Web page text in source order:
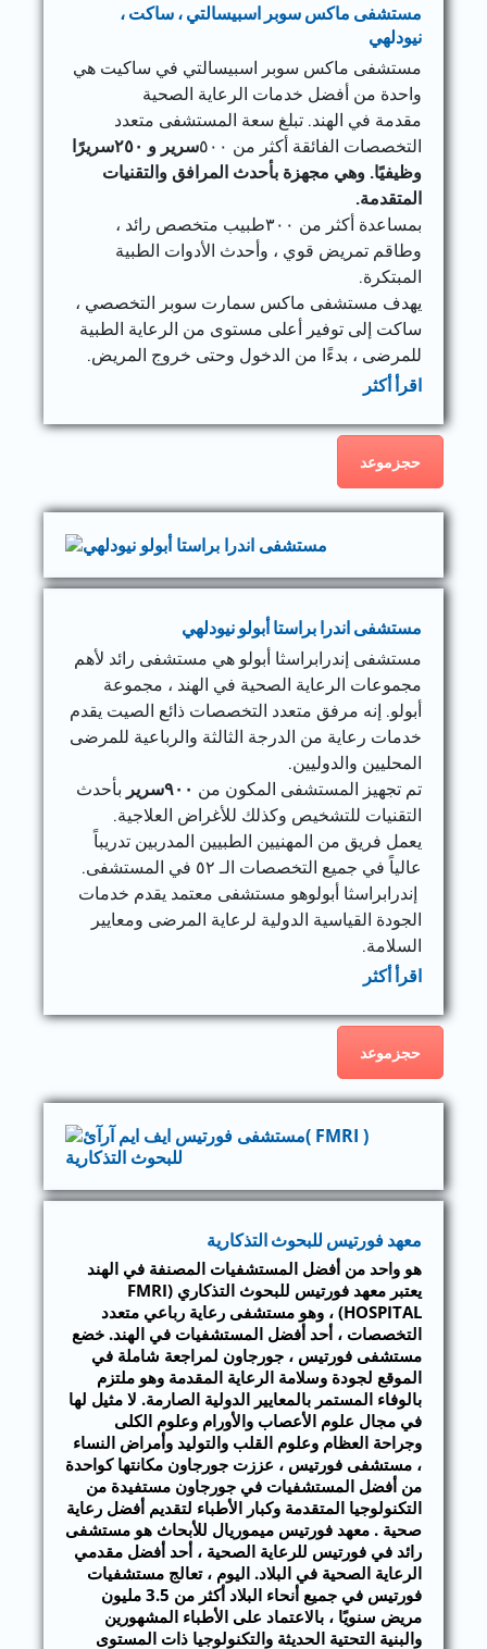
مستشفى ماكس سوبر اسبيسالتي ، ساكت ،
نيودلهي
مستشفى ماكس سوبر اسبيسالتي في ساكيت هي
واحدة من أفضل خدمات الرعاية الصحية
مقدمة في الهند. تبلغ سعة المستشفى متعدد
التخصصات الفائقة أكثر من ٥٠٠
سرير و ٢٥٠سريرًا
وظيفيًا. وهي مجهزة بأحدث المرافق والتقنيات
المتقدمة.
بمساعدة أكثر من ٣٠٠طبيب متخصص رائد ،
وطاقم تمريض قوي ، وأحدث الأدوات الطبية
المبتكرة.
يهدف مستشفى ماكس سمارت سوبر التخصصي ،
ساكت إلى توفير أعلى مستوى من الرعاية الطبية
للمرضى ، بدءًا من الدخول وحتى خروج المريض.
اقرأ أكثر
حجزموعد
مستشفى اندرا براستا أبولو نيودلهي
مستشفى إندرابراسثا أبولو هي مستشفى رائد لأهم
مجموعات الرعاية الصحية في الهند ، مجموعة
أبولو. إنه مرفق متعدد التخصصات ذائع الصيت يقدم
خدمات رعاية من الدرجة الثالثة والرباعية للمرضى
المحليين والدوليين.
تم تجهيز المستشفى المكون من ٩٠٠سرير بأحدث
التقنيات للتشخيص وكذلك للأغراض العلاجية.
يعمل فريق من المهنيين الطبيين المدربين تدريباً
عالياً في جميع التخصصات الـ ٥٢ في المستشفى.
إندرابراسثا أبولوهو مستشفى معتمد يقدم خدمات
الجودة القياسية الدولية لرعاية المرضى ومعايير
السلامة.
اقرأ أكثر
حجزموعد
معهد فورتيس للبحوث التذكارية
هو واحد من أفضل المستشفيات المصنفة في الهند
يعتبر معهد فورتيس للبحوث التذكاري (FMRI
HOSPITAL) ، وهو مستشفى رعاية رباعي متعدد
التخصصات ، أحد أفضل المستشفيات في الهند. خضع
مستشفى فورتيس ، جورجاون لمراجعة شاملة في
الموقع لجودة وسلامة الرعاية المقدمة وهو ملتزم
بالوفاء المستمر بالمعايير الدولية الصارمة. لا مثيل لها
في مجال علوم الأعصاب والأورام وعلوم الكلى
وجراحة العظام وعلوم القلب والتوليد وأمراض النساء
، مستشفى فورتيس ، عززت جورجاون مكانتها كواحدة
من أفضل المستشفيات في جورجاون مستفيدة من
التكنولوجيا المتقدمة وكبار الأطباء لتقديم أفضل رعاية
صحية . معهد فورتيس ميموريال للأبحاث هو مستشفى
رائد في فورتيس للرعاية الصحية ، أحد أفضل مقدمي
الرعاية الصحية في البلاد. اليوم ، تعالج مستشفيات
فورتيس في جميع أنحاء البلاد أكثر من 3.5 مليون
مريض سنويًا ، بالاعتماد على الأطباء المشهورين
والبنية التحتية الحديثة والتكنولوجيا ذات المستوى